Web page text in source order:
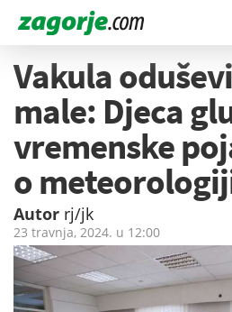
Vakula
male: Djeca
vremenske
o
Autor rj/jk
23 travnja, 2024. u 12:00